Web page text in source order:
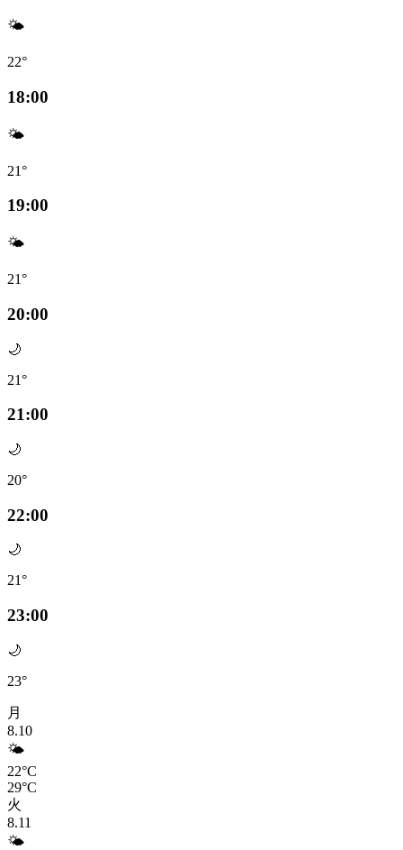
🌤️
22°
18:00
🌤️
21°
19:00
🌤️
21°
20:00
🌙
21°
21:00
🌙
20°
22:00
🌙
21°
23:00
🌙
23°
月
8.10
🌤️
22°C
29°C
火
8.11
🌤️